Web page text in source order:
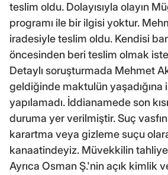
teslim oldu. Dolayısıyla olayın
programı ile bir ilgisi yoktur.
iradesiyle teslim oldu. Kendisi
öncesinden beri teslim olmak
Detaylı soruşturmada Mehmet
geldiğinde maktulün yaşadığına
yapılamadı. İddianamede son
duruma yer verilmiştir. Suç
karartma veya gizleme suçu
kanaatindeyiz. Müvekkilin
Ayrıca Osman Ş.'nin açık kimlik